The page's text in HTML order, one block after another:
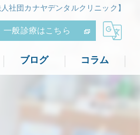
社団カナヤデンタルクリニック】
一般診療はこちら
ブログ コラム